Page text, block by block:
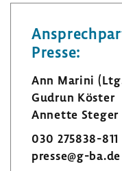
Presse:
Ann Marini
Gudrun Köster
Annette Steger
030 275838-​811
presse@g-ba.de